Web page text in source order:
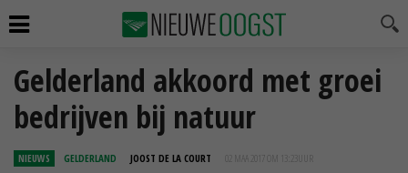
Gelderland akkoord met groei
bedrijven bij natuur
NIEUWS GELDERLAND JOOST DE LA COURT 02 MAA 2017 OM 13:23